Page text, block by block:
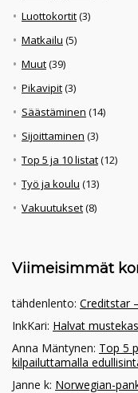
Luottokortit(3)
Matkailu (5)
Muut(39)
Pikavipit(3)
Säästäminen (14)
Sijoittaminen (3)
Top 5 ja 10 listat(12)
Työ ja koulu (13)
Vakuutukset(8)
Viimeisimmät
tähdenlento: Creditstar
InkKari: Halvat
Anna Mäntynen: Top 5
kilpailuttamalla
Janne k: Norwegian-